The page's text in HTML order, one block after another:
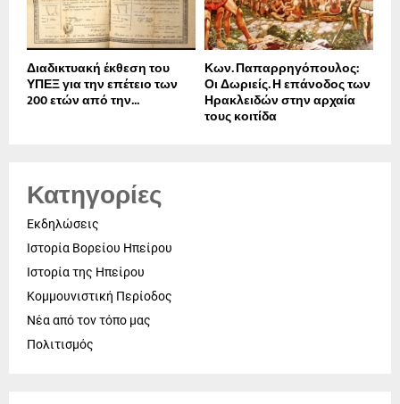
Διαδικτυακή έκθεση του
ΥΠΕΞ για την επέτειο των
200 ετών από την...
Κων. Παπαρρηγόπουλος:
Οι Δωριείς. Η επάνοδος των
Ηρακλειδών στην αρχαία
τους κοιτίδα
Κατηγορίες
Εκδηλώσεις
Ιστορία Βορείου Ηπείρου
Ιστορία της Ηπείρου
Κομμουνιστική Περίοδος
Νέα από τον τόπο μας
Πολιτισμός